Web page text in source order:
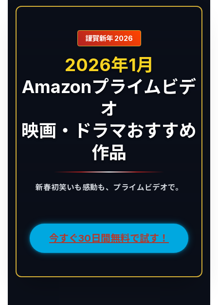
謹賀新年 2026
2026年1月
Amazonプライムビデ
オ
映画・ドラマおすすめ
作品
新春初笑いも感動も、プライムビデオで。
今すぐ30日間無料で試す！